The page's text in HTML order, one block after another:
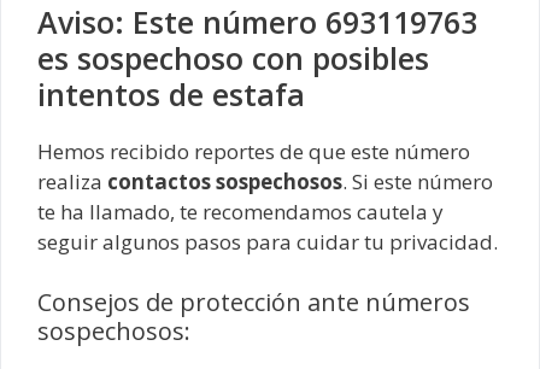
Aviso: Este número 693119763
es sospechoso con posibles
intentos de estafa
Hemos recibido reportes de que este número
realiza contactos sospechosos. Si este número
te ha llamado, te recomendamos cautela y
seguir algunos pasos para cuidar tu privacidad.
Consejos de protección ante números
sospechosos: